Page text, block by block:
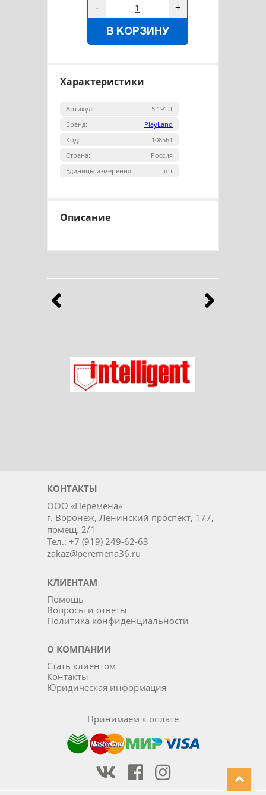
- +
В КОРЗИНУ
Характеристики
Артикул:
5.191.1
Бренд:
PlayLand
Код:
108561
Страна:
Россия
Единицы измерения:
шт
Описание
Бренды
Выберите продукты любимого бренда
Intelligent
КОНТАКТЫ
ООО «Перемена»
г. Воронеж, Ленинский проспект, 177,
помещ. 2/1
Тел.: +7 (919) 249-62-63
zakaz@peremena36.ru
КЛИЕНТАМ
Помощь
Вопросы и ответы
Политика конфиденциальности
О КОМПАНИИ
Стать клиентом
Контакты
Юридическая информация
Принимаем к оплате
Наша группа Вконтакте
Наша группа на Фейсбуке
Наша группа в